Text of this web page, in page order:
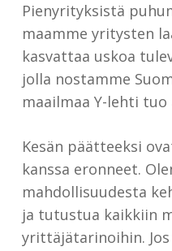
Pienyrityksistä
maamme yritysten
kasvattaa uskoa
jolla nostamme
maailmaa Y-lehti
Kesän päätteeksi
kanssa eronneet.
mahdollisuudesta
ja tutustua kaikkiin
yrittäjätarinoihin.